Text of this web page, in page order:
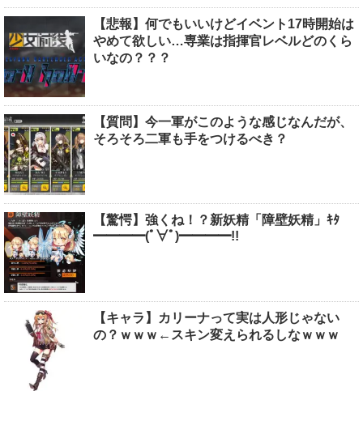
【悲報】何でもいいけどイベント17時開始は
やめて欲しい…専業は指揮官レベルどのくら
いなの？？？
【質問】今一軍がこのような感じなんだが、
そろそろ二軍も手をつけるべき？
【驚愕】強くね！？新妖精「障壁妖精」ｷﾀ
━━━━(ﾟ∀ﾟ)━━━━!!
【キャラ】カリーナって実は人形じゃない
の？ｗｗｗ←スキン変えられるしなｗｗｗ